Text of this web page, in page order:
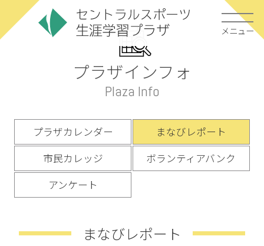
メニュー
プラザインフォ
Plaza Info
まなびレポート
プラザカレンダー
まなびレポート
市民カレッジ
ボランティアバンク
アンケート